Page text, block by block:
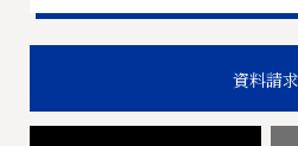
資料請求